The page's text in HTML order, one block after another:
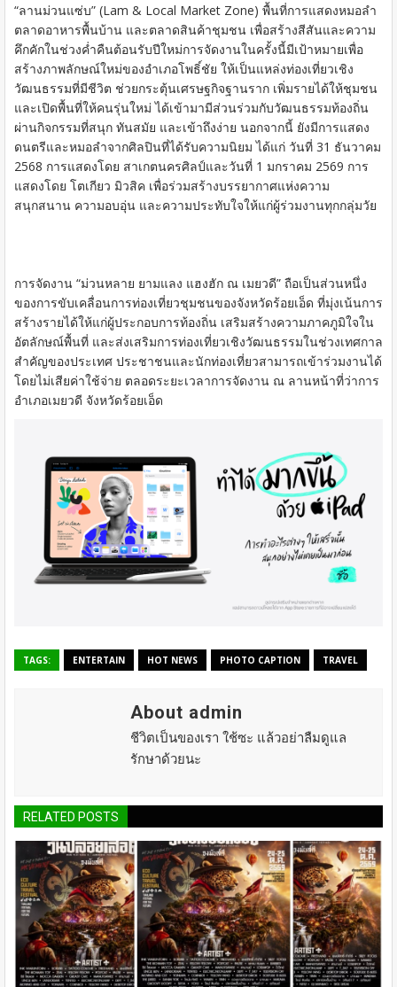
“ลานม่วนแซ่บ” (Lam & Local Market Zone) พื้นที่การแสดงหมอลำ
ตลาดอาหารพื้นบ้าน และตลาดสินค้าชุมชน เพื่อสร้างสีสันและความ
คึกคักในช่วงค่ำคืนต้อนรับปีใหม่การจัดงานในครั้งนี้มีเป้าหมายเพื่อ
สร้างภาพลักษณ์ใหม่ของอำเภอโพธิ์ชัย ให้เป็นแหล่งท่องเที่ยวเชิง
วัฒนธรรมที่มีชีวิต ช่วยกระตุ้นเศรษฐกิจฐานราก เพิ่มรายได้ให้ชุมชน
และเปิดพื้นที่ให้คนรุ่นใหม่ ได้เข้ามามีส่วนร่วมกับวัฒนธรรมท้องถิ่น
ผ่านกิจกรรมที่สนุก ทันสมัย และเข้าถึงง่าย นอกจากนี้ ยังมีการแสดง
ดนตรีและหมอลำจากศิลปินที่ได้รับความนิยม ได้แก่ วันที่ 31 ธันวาคม
2568 การแสดงโดย สาเกตนครศิลป์และวันที่ 1 มกราคม 2569 การ
แสดงโดย โตเกียว มิวสิค เพื่อร่วมสร้างบรรยากาศแห่งความ
สนุกสนาน ความอบอุ่น และความประทับใจให้แก่ผู้ร่วมงานทุกกลุ่มวัย
การจัดงาน “ม่วนหลาย ยามแลง แฮงฮัก ณ เมยวดี” ถือเป็นส่วนหนึ่ง
ของการขับเคลื่อนการท่องเที่ยวชุมชนของจังหวัดร้อยเอ็ด ที่มุ่งเน้นการ
สร้างรายได้ให้แก่ผู้ประกอบการท้องถิ่น เสริมสร้างความภาคภูมิใจใน
อัตลักษณ์พื้นที่ และส่งเสริมการท่องเที่ยวเชิงวัฒนธรรมในช่วงเทศกาล
สำคัญของประเทศ ประชาชนและนักท่องเที่ยวสามารถเข้าร่วมงานได้
โดยไม่เสียค่าใช้จ่าย ตลอดระยะเวลาการจัดงาน ณ ลานหน้าที่ว่าการ
อำเภอเมยวดี จังหวัดร้อยเอ็ด
TAGS: ENTERTAIN HOT NEWS PHOTO CAPTION TRAVEL
About admin
ชีวิตเป็นของเรา ใช้ซะ แล้วอย่าลืมดูแล
รักษาด้วยนะ
RELATED POSTS